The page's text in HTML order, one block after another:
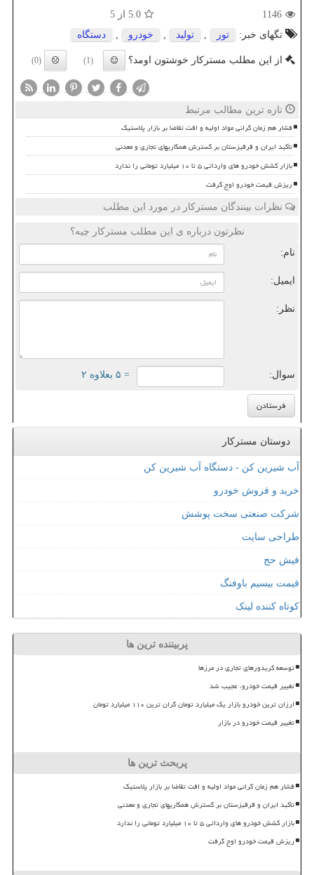
1146
5.0 از 5
تگهای خبر:
تور تولید خودرو دستگاه
از این مطلب مسترکار خوشتون اومد؟ (1)
(0)
تازه ترین مطالب مرتبط
فشار هم زمان گرانی مواد اولیه و افت تقاضا بر بازار پلاستیک
تأکید ایران و قرقیزستان بر گسترش همکاریهای تجاری و معدنی
بازار کشش خودرو های وارداتی ۵ تا ۱۰ میلیارد تومانی را ندارد
ریزش قیمت خودرو اوج گرفت
نظرات بینندگان مسترکار در مورد این مطلب
نظرتون درباره ی این مطلب مسترکار چیه؟
نام:
ایمیل:
نظر:
سوال: = ۵ بعلاوه ۲
دوستان مسترکار
آب شیرین کن - دستگاه آب شیرین کن
خرید و فروش خودرو
شرکت صنعتی سخت پوشش
طراحی سایت
فیش حج
قیمت بیسیم باوفنگ
کوتاه کننده لینک
پربیننده ترین ها
توسعه کریدورهای تجاری در مرزها
تغییر قیمت خودرو، عجیب شد
ارزان ترین خودرو بازار یک میلیارد تومان گران ترین ۱۱۰ میلیارد تومان
تغییر قیمت خودرو در بازار
پربحث ترین ها
فشار هم زمان گرانی مواد اولیه و افت تقاضا بر بازار پلاستیک
تأکید ایران و قرقیزستان بر گسترش همکاریهای تجاری و معدنی
بازار کشش خودرو های وارداتی ۵ تا ۱۰ میلیارد تومانی را ندارد
ریزش قیمت خودرو اوج گرفت